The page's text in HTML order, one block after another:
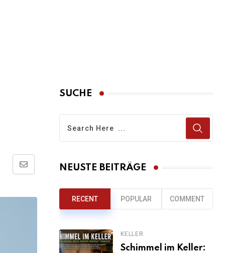
Share
Email
SUCHE
NEUSTE BEITRÄGE
RECENT POPULAR COMMENT
KELLER
Schimmel im Keller: